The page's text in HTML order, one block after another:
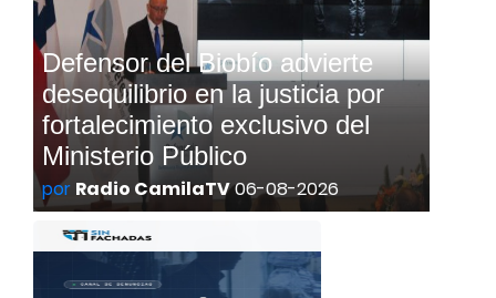
Defensor del Biobío advierte
desequilibrio en la justicia por
fortalecimiento exclusivo del
Ministerio Público
por Radio CamilaTV06-08-2026